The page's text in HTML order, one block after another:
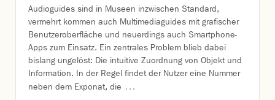
Audioguides sind in Museen inzwischen Standard,
vermehrt kommen auch Multimediaguides mit grafischer
Benutzeroberfläche und neuerdings auch Smartphone-
Apps zum Einsatz. Ein zentrales Problem blieb dabei
bislang ungelöst: Die intuitive Zuordnung von Objekt und
Information. In der Regel findet der Nutzer eine Nummer
neben dem Exponat, die …